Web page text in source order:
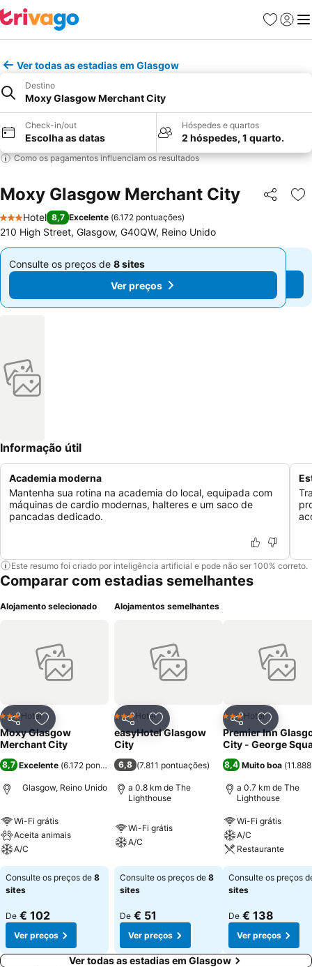
Favoritos
Iniciar
Ver todas as estadias em Glasgow
Destino
Moxy Glasgow Merchant City
Check-in/out
Escolha as datas
Hóspedes e quartos
2 hóspedes, 1 quarto.
Como os pagamentos influenciam os resultados
Moxy Glasgow Merchant City Partilhar
3 Estrelas
Hotel 8,7 Excelente (6.172 pontuações)
210 High Street, Glasgow, G40QW, Reino Unido
Consulte os preços de 8 sites
De
Ver preços
Consulte os preços de 8 sites
De
€ 102 Ver preços
Informação útil
Academia moderna
Mantenha sua rotina na academia do local, equipada com
máquinas de cardio modernas, halteres e um saco de
pancadas dedicado.
Este resumo foi criado por inteligência artificial e pode não ser 100% correto.
Comparar com estadias semelhantes
Alojamento selecionado
PartilharAdicionar aos favoritos
3 Estrelas
Hotel
Moxy Glasgow
Merchant City
8,7 Excelente (6.172 pontuações)
Glasgow, Reino Unido
Wi-Fi grátis
Aceita animais
A/C
Consulte os preços de 8
sites
De € 102
Ver preços
Alojamentos semelhantes
PartilharAdicionar aos favoritos
3 Estrelas
Hotel
easyHotel Glasgow
City
6,8 (7.811 pontuações)
a 0.8 km de The
Lighthouse
Wi-Fi grátis
A/C
Consulte os preços de 8
sites
De € 51
Ver preços
Partilhar
3 Estrelas
Hotel
Premier Inn
City - George
8,4 Muito boa (
a 0.7 km de The
Lighthouse
Wi-Fi grátis
A/C
Restaurante
Consulte os preços
sites
De € 138
Ver preços
Ver todas as estadias em Glasgow